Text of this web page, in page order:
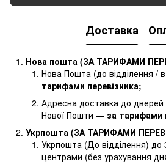
Доставка
Нова пошта (ЗА ТАРИФАМИ
Нова Пошта (до відділення
тарифами перевізника;
Адресна доставка до дверей
Нової Пошти — за тарифами
Укрпошта (ЗА ТАРИФАМИ
Укрпошта (До відділення) до
центрами (без урахування